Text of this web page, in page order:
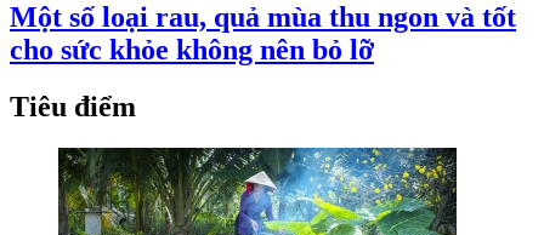
Một số loại rau, quả mùa thu ngon và tốt
cho sức khỏe không nên bỏ lỡ
Tiêu điểm